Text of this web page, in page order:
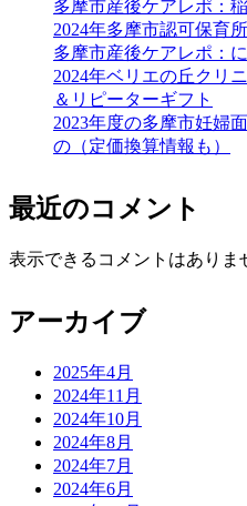
多摩市産後ケアレポ：
2024年多摩市認可保育
多摩市産後ケアレポ：
2024年ベリエの丘クリ
＆リピーターギフト
2023年度の多摩市妊婦
の（定価換算情報も）
最近のコメント
表示できるコメントはありま
アーカイブ
2025年4月
2024年11月
2024年10月
2024年8月
2024年7月
2024年6月